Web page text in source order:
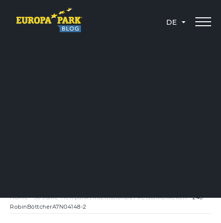
DE
Home-50 Jahre Treffpunkt internationaler Persönlichkeiten-240 –
RobinBöttcherA7N04148-2